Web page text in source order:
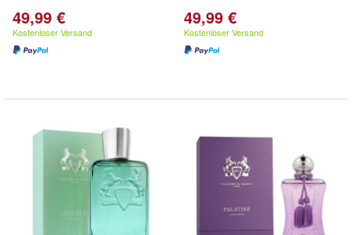
49,99 €
Kostenloser Versand
49,99 €
Kostenloser Versand